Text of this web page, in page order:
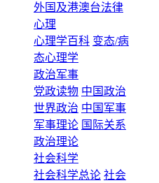
外国及港澳台法律
心理
心理学百科 变态/病
态心理学
政治军事
党政读物 中国政治
世界政治 中国军事
军事理论 国际关系
政治理论
社会科学
社会科学总论 社会